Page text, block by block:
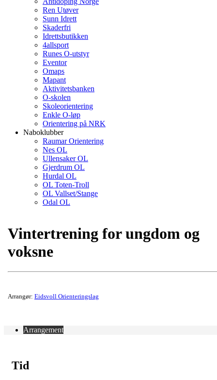
Ren Utøver
Sunn Idrett
Skaderfri
Idrettsbutikken
4allsport
Runes O-utstyr
Eventor
Omaps
Mapant
Aktivitetsbanken
O-skolen
Skoleorientering
Enkle O-løp
Orientering på NRK
Naboklubber
Raumar Orientering
Nes OL
Ullensaker OL
Gjerdrum OL
Hurdal OL
OL Toten-Troll
OL Vallset/Stange
Odal OL
Vintertrening for ungdom og
voksne
Arrangør: Eidsvoll Orienteringslag
Arrangement
Tid